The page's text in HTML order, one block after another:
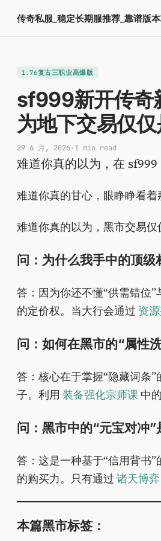
传奇私服_稳定长期服推荐_靠谱版
1.76复古三职业高爆版
sf999新开传奇
为地下交易仅
29 6 月, 2026·1 min read
难道你真的以为，在
难道你真的甘心，眼睁睁看
难道你真的以为，黑市交易
问：为什么我手中的顶级
答：因为你还不懂“供需错位
的定价权。当大行会通过 资
问：如何在黑市的“属性
答：核心在于掌握“隐藏词条
子。利用 装备强化宗师课 中
问：黑市中的“元宝对冲
答：这是一种基于“信用背书
的购买力。只有通过 诸天博弈
本篇黑市标签：